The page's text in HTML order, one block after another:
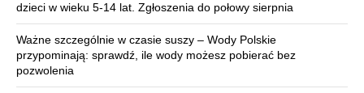
dzieci w wieku 5-14 lat. Zgłoszenia do połowy sierpnia
Ważne szczególnie w czasie suszy – Wody Polskie
przypominają: sprawdź, ile wody możesz pobierać bez
pozwolenia